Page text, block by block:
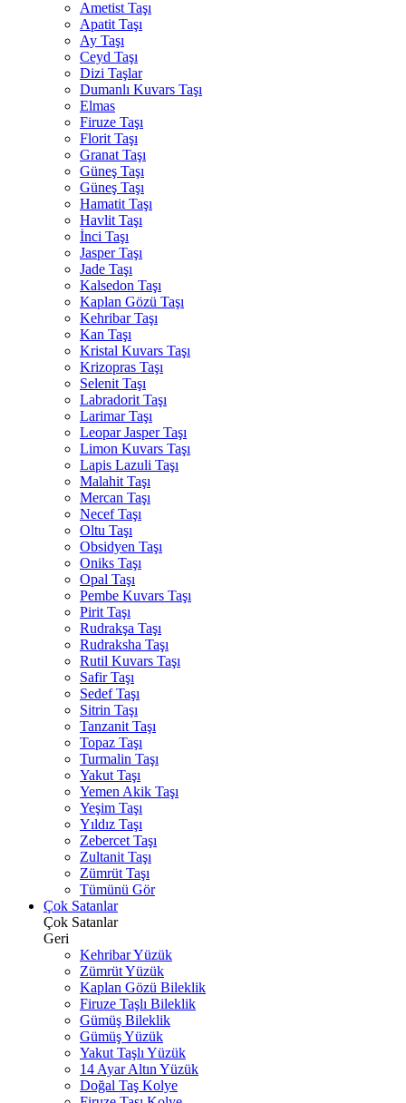
Ametist Taşı
Apatit Taşı
Ay Taşı
Ceyd Taşı
Dizi Taşlar
Dumanlı Kuvars Taşı
Elmas
Firuze Taşı
Florit Taşı
Granat Taşı
Güneş Taşı
Güneş Taşı
Hamatit Taşı
Havlit Taşı
İnci Taşı
Jasper Taşı
Jade Taşı
Kalsedon Taşı
Kaplan Gözü Taşı
Kehribar Taşı
Kan Taşı
Kristal Kuvars Taşı
Krizopras Taşı
Selenit Taşı
Labradorit Taşı
Larimar Taşı
Leopar Jasper Taşı
Limon Kuvars Taşı
Lapis Lazuli Taşı
Malahit Taşı
Mercan Taşı
Necef Taşı
Oltu Taşı
Obsidyen Taşı
Oniks Taşı
Opal Taşı
Pembe Kuvars Taşı
Pirit Taşı
Rudrakşa Taşı
Rudraksha Taşı
Rutil Kuvars Taşı
Safir Taşı
Sedef Taşı
Sitrin Taşı
Tanzanit Taşı
Topaz Taşı
Turmalin Taşı
Yakut Taşı
Yemen Akik Taşı
Yeşim Taşı
Yıldız Taşı
Zebercet Taşı
Zultanit Taşı
Zümrüt Taşı
Tümünü Gör
Çok Satanlar
Çok Satanlar
Geri
Kehribar Yüzük
Zümrüt Yüzük
Kaplan Gözü Bileklik
Firuze Taşlı Bileklik
Gümüş Bileklik
Gümüş Yüzük
Yakut Taşlı Yüzük
14 Ayar Altın Yüzük
Doğal Taş Kolye